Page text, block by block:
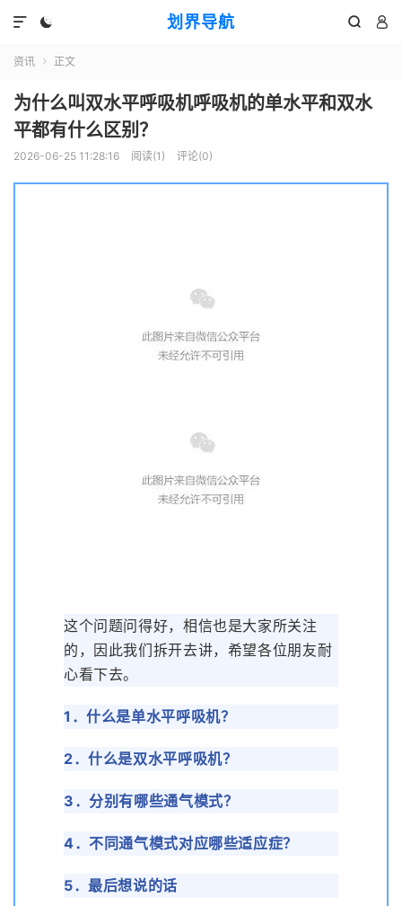
划界导航
  

资讯  正文
为什么叫双水平呼吸机呼吸机的单水平和双水
平都有什么区别？
2026-06-25 11:28:16 阅读(1 ) 评论(0)
这个问题问得好，相信也是大家所关注
的，因此我们拆开去讲，希望各位朋友耐
心看下去。
1．什么是单水平呼吸机？
2．什么是双水平呼吸机？
3．分别有哪些通气模式？
4．不同通气模式对应哪些适应症？
5．最后想说的话